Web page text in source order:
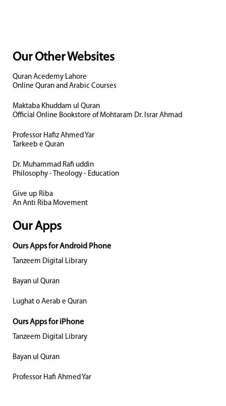
Our Other Websites
Quran Acedemy Lahore
Online Quran and Arabic Courses
Maktaba Khuddam ul Quran
Official Online Bookstore of Mohtaram Dr. Israr Ahmad
Professor Hafiz Ahmed Yar
Tarkeeb e Quran
Dr. Muhammad Rafi uddin
Philosophy - Theology - Education
Give up Riba
An Anti Riba Movement
Our Apps
Ours Apps for Android Phone
Tanzeem Digital Library
Bayan ul Quran
Lughat o Aerab e Quran
Ours Apps for iPhone
Tanzeem Digital Library
Bayan ul Quran
Professor Hafi Ahmed Yar